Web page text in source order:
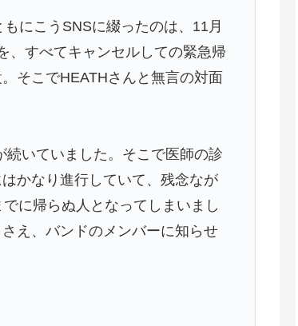
にこうSNSに綴ったのは、11月
、すべてキャンセルしての緊急帰
そこでHEATHさんと無言の対面
続いていました。そこで医師の診
かなり進行していて、残念なが
に帰らぬ人となってしまいまし
え、バンドのメンバーに知らせ